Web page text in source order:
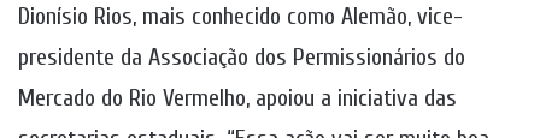
Dionísio Rios, mais conhecido como Alemão, vice-
presidente da Associação dos Permissionários do
Mercado do Rio Vermelho, apoiou a iniciativa das